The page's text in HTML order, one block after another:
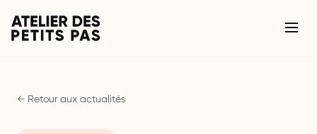
← Retour aux actualités